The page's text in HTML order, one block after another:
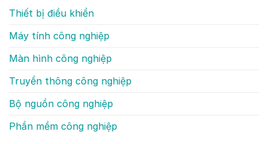
Thiết bị điều khiển
Máy tính công nghiệp
Màn hình công nghiệp
Truyền thông công nghiệp
Bộ nguồn công nghiệp
Phần mềm công nghiệp